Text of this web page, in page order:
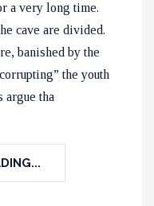
a very long time.
cave are divided.
banished by the
the youth
argue tha